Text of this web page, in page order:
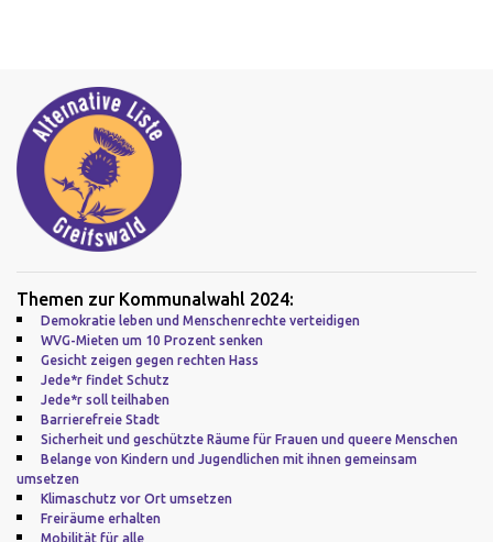
Themen zur Kommunalwahl 2024:
Demokratie leben und Menschenrechte verteidigen
WVG-Mieten um 10 Prozent senken
Gesicht zeigen gegen rechten Hass
Jede*r findet Schutz
Jede*r soll teilhaben
Barrierefreie Stadt
Sicherheit und geschützte Räume für Frauen und queere Menschen
Belange von Kindern und Jugendlichen mit ihnen gemeinsam
umsetzen
Klimaschutz vor Ort umsetzen
Freiräume erhalten
Mobilität für alle